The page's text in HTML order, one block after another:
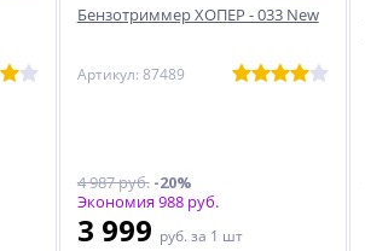
Бензотриммер ХОПЕР - 033 New
Артикул: 87489
4 987 руб.-20%
Экономия 988 руб.
3 999 руб. за 1 шт